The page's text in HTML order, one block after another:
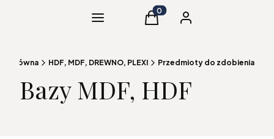
Kategorie Produkty w koszyku: 0.
Koszyk Zaloguj się
główna HDF, MDF, DREWNO, PLEXI Przedmioty do zdobienia
Bazy MDF, HDF